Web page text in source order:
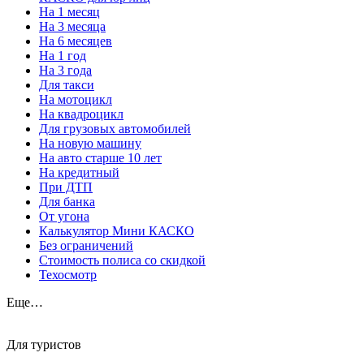
На 1 месяц
На 3 месяца
На 6 месяцев
На 1 год
На 3 года
Для такси
На мотоцикл
На квадроцикл
Для грузовых автомобилей
На новую машину
На авто старше 10 лет
На кредитный
При ДТП
Для банка
От угона
Калькулятор Мини КАСКО
Без ограничений
Стоимость полиса со скидкой
Техосмотр
Еще…
Для туристов